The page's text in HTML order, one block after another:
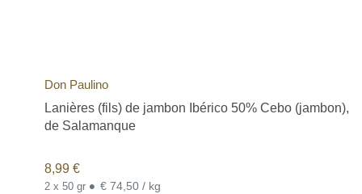
Don Paulino
Lanières (fils) de jambon Ibérico 50% Cebo (jambon),
de Salamanque
8,99 €
2 x 50 gr • € 74,50 / kg